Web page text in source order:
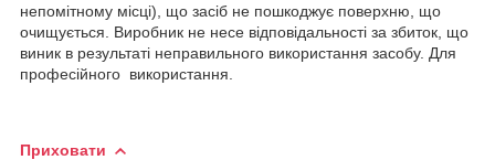
непомітному місці), що засіб не пошкоджує поверхню, що
очищується. Виробник не несе відповідальності за збиток, що
виник в результаті неправильного використання засобу. Для
професійного використання.
Приховати